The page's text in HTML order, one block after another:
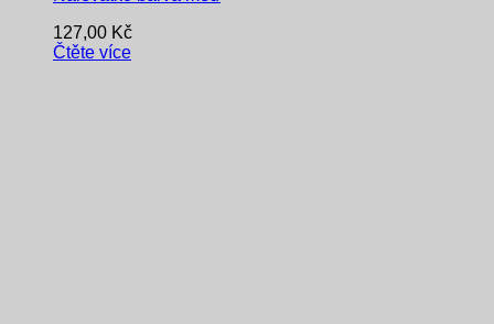
127,00 Kč
Čtěte více